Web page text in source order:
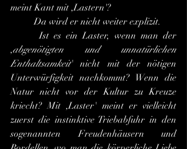
meint Kant mit ,Lastern'?
Da wird er nicht weiter explizit.
,abgenötigten und unnatürlichen
Enthaltsamkeit' nicht mit der nötigen
Unterwürfigkeit nachkommt? Wenn die
Natur nicht vor der Kultur zu Kreuze
kriecht? Mit ,Laster' meint er vielleicht
zuerst die instinktive Triebabfuhr in den
sogenannten Freudenhäusern und